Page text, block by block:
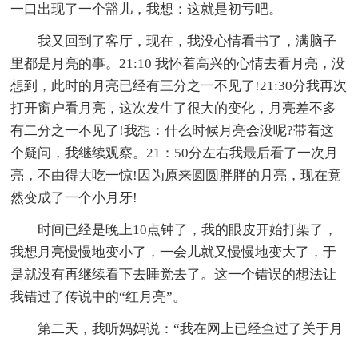
一口出现了一个豁儿，我想：这就是初亏吧。
我又回到了客厅，现在，我没心情看书了，满脑子
里都是月亮的事。21:10 我怀着高兴的心情去看月亮，没
想到，此时的月亮已经有三分之一不见了!21:30分我再次
打开窗户看月亮，这次发生了很大的变化，月亮差不多
有二分之一不见了!我想：什么时候月亮会没呢?带着这
个疑问，我继续观察。21：50分左右我最后看了一次月
亮，不由得大吃一惊!因为原来圆圆胖胖的月亮，现在竟
然变成了一个小月牙!
时间已经是晚上10点钟了，我的眼皮开始打架了，
我想月亮慢慢地变小了，一会儿就又慢慢地变大了，于
是就没有再继续看下去睡觉去了。这一个错误的想法让
我错过了传说中的“红月亮”。
第二天，我听妈妈说：“我在网上已经查过了关于月